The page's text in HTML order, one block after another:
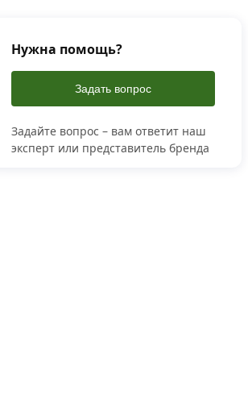
Нужна помощь?
Задать вопрос
Задайте вопрос – вам ответит наш
эксперт или представитель бренда